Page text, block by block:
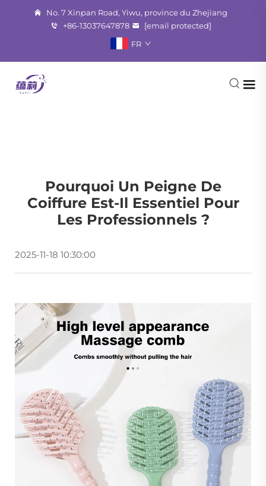
No. 7 Xinpan Road, Yiwu, province du Zhejiang
+86-13037647878
[email protected]
FR
Pourquoi Un Peigne De
Coiffure Est-Il Essentiel Pour
Les Professionnels ?
2025-11-18 10:30:00